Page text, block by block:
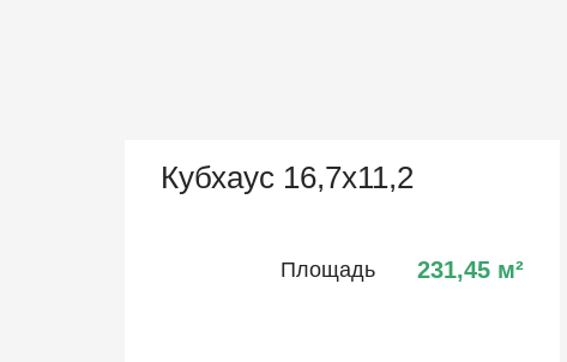
Кубхаус 16,7х11,2
Площадь 231,45 м²